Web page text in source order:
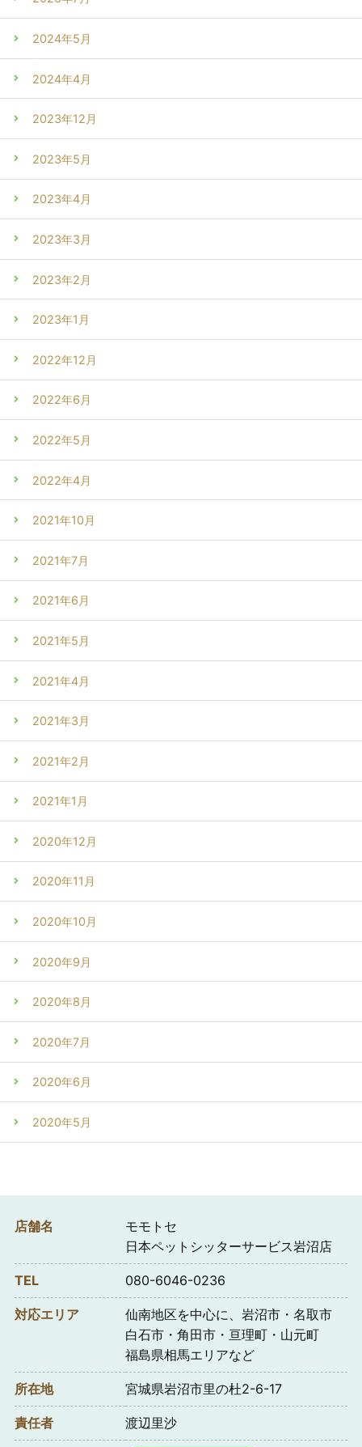
2024年5月
2024年4月
2023年12月
2023年5月
2023年4月
2023年3月
2023年2月
2023年1月
2022年12月
2022年6月
2022年5月
2022年4月
2021年10月
2021年7月
2021年6月
2021年5月
2021年4月
2021年3月
2021年2月
2021年1月
2020年12月
2020年11月
2020年10月
2020年9月
2020年8月
2020年7月
2020年6月
2020年5月
店舗名
モモトセ
日本ペットシッターサービス岩沼店
TEL 080-6046-0236
対応エリア
仙南地区を中心に、岩沼市・名取市
白石市・角田市・亘理町・山元町
福島県相馬エリアなど
所在地 宮城県岩沼市里の杜2-6-17
責任者 渡辺里沙